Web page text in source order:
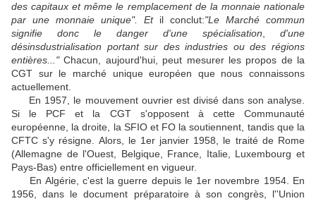
des capitaux et même le remplacement de la monnaie nationale
par une monnaie unique". Etil conclut:"Le Marché commun
signifie donc le danger d'une spécialisation
d'une
désinsdustrialisation portant sur des industries ou des régions
entières..."Chacun, aujourd'hui, peut mesurer les propos de la
CGT sur le marché unique européen que nous connaissons
actuellement.
En 1957, le mouvement ouvrier est divisé dans son analyse.
Si le PCF et la CGT s'opposent à cette Communauté
européenne, la droite, la SFIO et FO la soutiennent, tandis que la
CFTC s'y résigne. Alors, le 1er janvier 1958, le traité de Rome
(Allemagne de l'Ouest, Belgique, France, Italie, Luxembourg et
Pays-Bas) entre officiellement en vigueur.
En Algérie, c'est la guerre depuis le 1er novembre 1954. En
1956, dans le document préparatoire à son congrès, l''Union